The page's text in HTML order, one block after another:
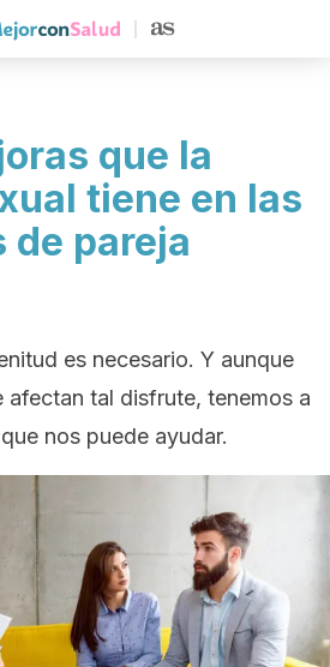
que la
tiene en las
de pareja
es necesario. Y aunque
afectan tal disfrute, tenemos a
nos puede ayudar.